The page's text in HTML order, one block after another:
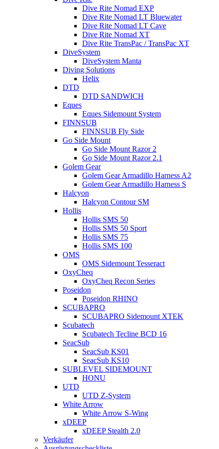
Dive Rite Nomad EXP
Dive Rite Nomad LT Bluewater
Dive Rite Nomad LT Cave
Dive Rite Nomad XT
Dive Rite TransPac / TransPac XT
DiveSystem
DiveSystem Manta
Diving Solutions
Helix
DTD
DTD SANDWICH
Eques
Eques Sidemount System
FINNSUB
FINNSUB Fly Side
Go Side Mount
Go Side Mount Razor 2
Go Side Mount Razor 2.1
Golem Gear
Golem Gear Armadillo Harness A2
Golem Gear Armadillo Harness S
Halcyon
Halcyon Contour SM
Hollis
Hollis SMS 50
Hollis SMS 50 Sport
Hollis SMS 75
Hollis SMS 100
OMS
OMS Sidemount Tesseract
OxyCheq
OxyCheq Recon Series
Poseidon
Poseidon RHINO
SCUBAPRO
SCUBAPRO Sidemount XTEK
Scubatech
Scubatech Tecline BCD 16
SeacSub
SeacSub KS01
SeacSub KS10
SUBLEVEL SIDEMOUNT
HONU
UTD
UTD Z-System
White Arrow
White Arrow S-Wing
xDEEP
xDEEP Stealth 2.0
Verkäufer